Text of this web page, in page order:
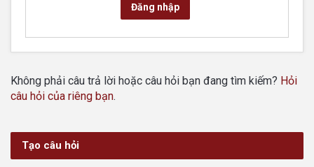
Đăng nhập
Không phải câu trả lời hoặc câu hỏi bạn đang tìm kiếm? Hỏi
câu hỏi của riêng bạn.
Tạo câu hỏi